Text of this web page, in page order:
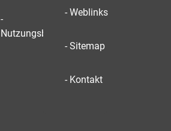
-
Nutzungsbedingungen
- Weblinks
- Sitemap
- Kontakt